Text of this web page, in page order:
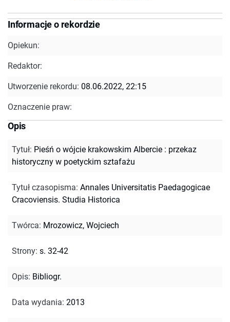
Informacje o rekordzie
Opiekun:
Redaktor:
Utworzenie rekordu: 08.06.2022, 22:15
Oznaczenie praw:
Opis
Tytuł: Pieśń o wójcie krakowskim Albercie : przekaz
historyczny w poetyckim sztafażu
Tytuł czasopisma: Annales Universitatis Paedagogicae
Cracoviensis. Studia Historica
Twórca: Mrozowicz, Wojciech
Strony: s. 32-42
Opis: Bibliogr.
Data wydania: 2013